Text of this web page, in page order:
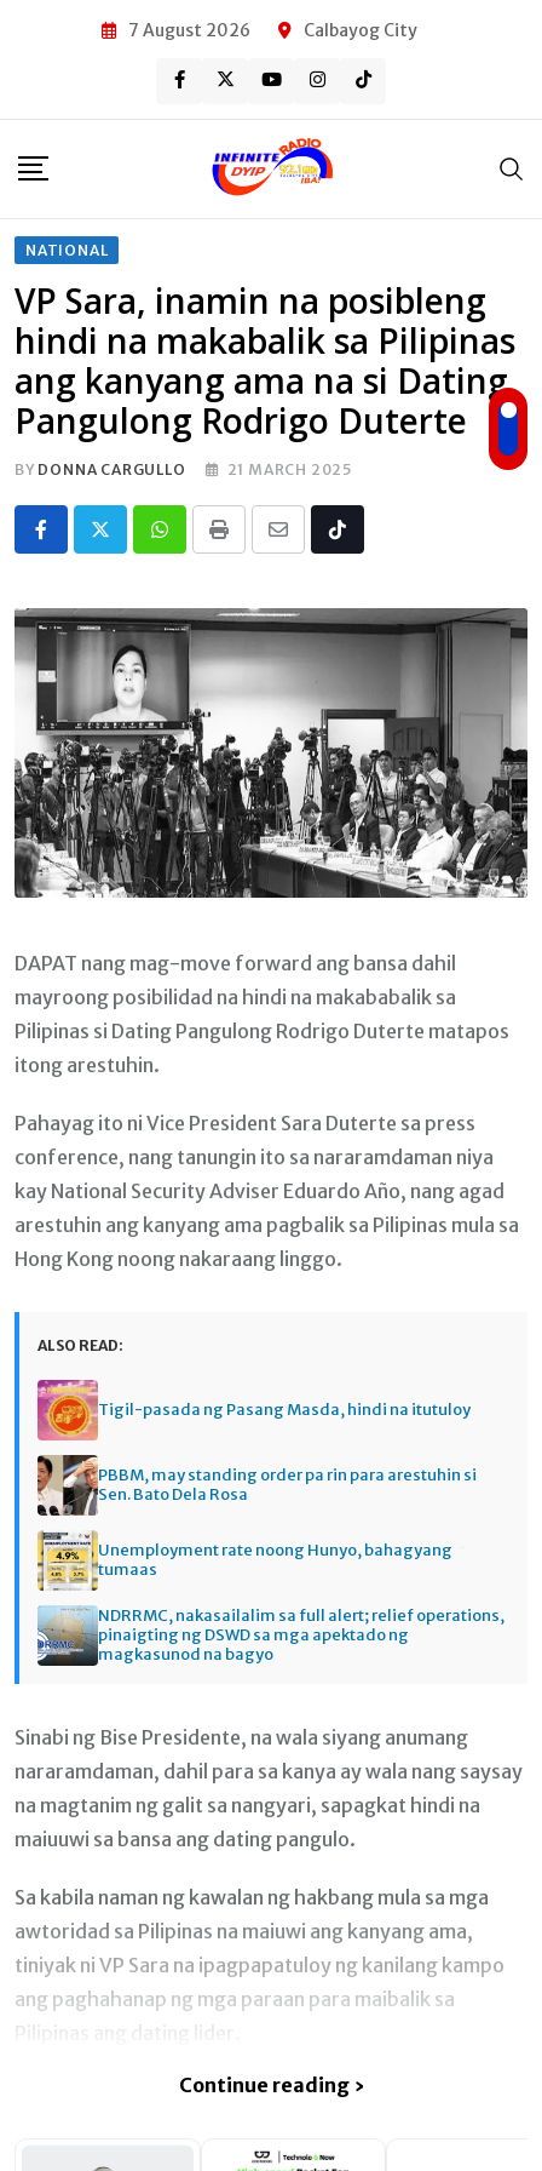
7 August 2026 Calbayog City
NATIONAL
VP Sara, inamin na posibleng
hindi na makabalik sa Pilipinas
ang kanyang ama na si Dating
Pangulong Rodrigo Duterte
BY DONNA CARGULLO 21 MARCH 2025
Whatsapp
Print
Share
Email
Tiktok
DAPAT nang mag-move forward ang bansa dahil
mayroong posibilidad na hindi na makababalik sa
Pilipinas si Dating Pangulong Rodrigo Duterte matapos
itong arestuhin.
Pahayag ito ni Vice President Sara Duterte sa press
conference, nang tanungin ito sa nararamdaman niya
kay National Security Adviser Eduardo Año, nang agad
arestuhin ang kanyang ama pagbalik sa Pilipinas mula sa
Hong Kong noong nakaraang linggo.
ALSO READ:
Tigil-pasada ng Pasang Masda, hindi na itutuloy
PBBM, may standing order pa rin para arestuhin si
Sen. Bato Dela Rosa
Unemployment rate noong Hunyo, bahagyang
tumaas
NDRRMC, nakasailalim sa full alert; relief operations,
pinaigting ng DSWD sa mga apektado ng
magkasunod na bagyo
Sinabi ng Bise Presidente, na wala siyang anumang
nararamdaman, dahil para sa kanya ay wala nang saysay
na magtanim ng galit sa nangyari, sapagkat hindi na
maiuuwi sa bansa ang dating pangulo.
Sa kabila naman ng kawalan ng hakbang mula sa mga
awtoridad sa Pilipinas na maiuwi ang kanyang ama,
tiniyak ni VP Sara na ipagpapatuloy ng kanilang kampo
ang paghahanap ng mga paraan para maibalik sa
Pilipinas ang dating lider.
Continue reading ›